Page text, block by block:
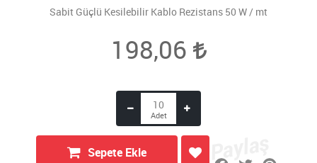
Sabit Güçlü Kesilebilir Kablo Rezistans 50 W / mt
198,06
Sepete Ekle